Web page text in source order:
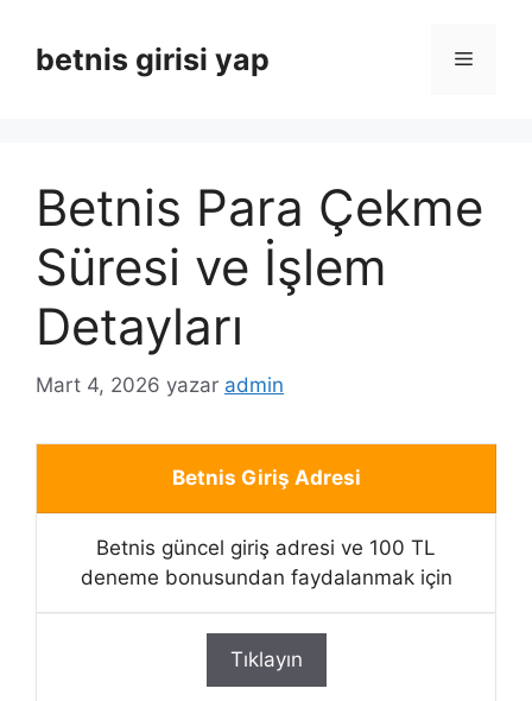
betnis girisi yap Menü
Betnis Para Çekme
Süresi ve İşlem
Detayları
Mart 4, 2026 yazar admin
Betnis Giriş Adresi
Betnis güncel giriş adresi ve 100 TL
deneme bonusundan faydalanmak için
Tıklayın